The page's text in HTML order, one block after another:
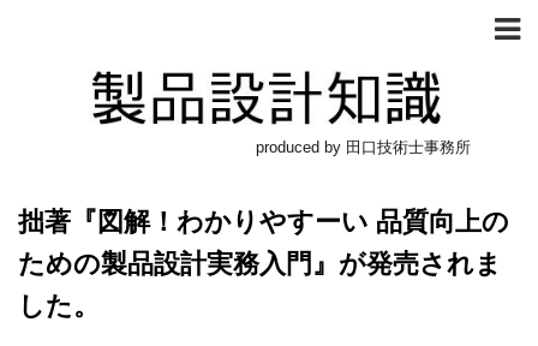
produced by 田口技術士事務所
拙著『図解！わかりやすーい 品質向上の
ための製品設計実務入門』が発売されま
した。